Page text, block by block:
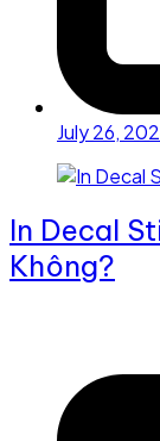
July 26,
In Decal
Không?